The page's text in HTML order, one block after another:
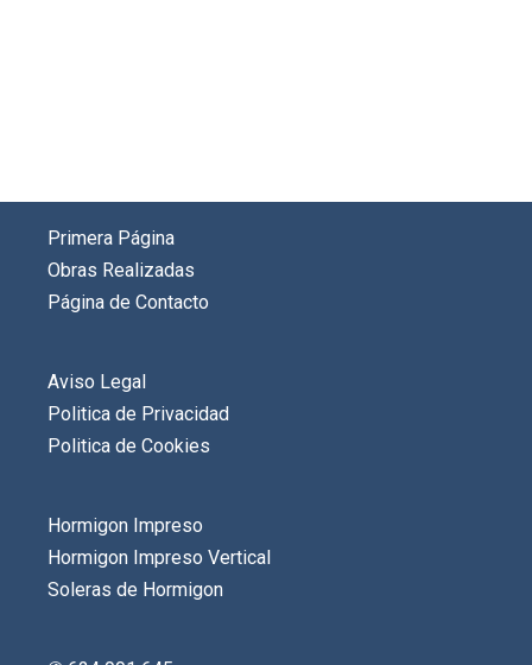
Primera Página
Obras Realizadas
Página de Contacto
Aviso Legal
Politica de Privacidad
Politica de Cookies
Hormigon Impreso
Hormigon Impreso Vertical
Soleras de Hormigon